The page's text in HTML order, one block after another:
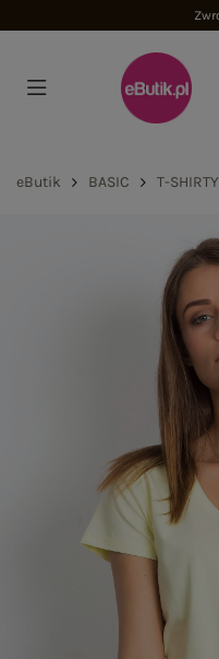
Zwrot do 100 dni
eButik BASIC T-SHIRTY